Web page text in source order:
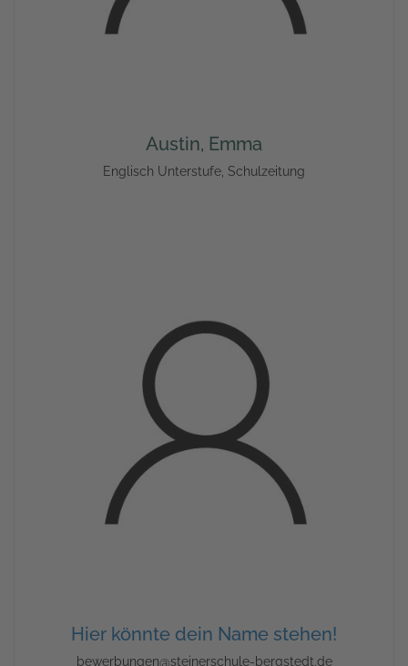
Austin, Emma
Englisch Unterstufe, Schulzeitung
Hier könnte dein Name stehen!
bewerbungen@steinerschule-bergstedt.de